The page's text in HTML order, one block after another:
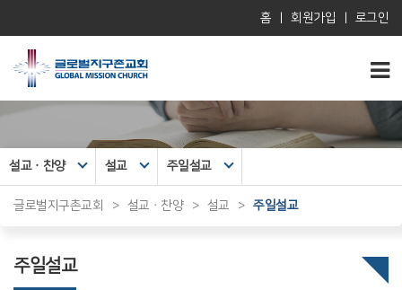
홈 회원가입 로그인
설교ㆍ찬양 설교 주일설교
글로벌지구촌교회 > 설교ㆍ찬양 > 설교 > 주일설교
주일설교